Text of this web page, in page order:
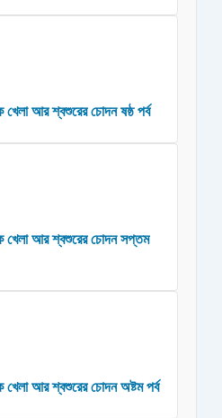
খেলা আর শ্বশুরের চোদন ষষ্ঠ পর্ব
খেলা আর শ্বশুরের চোদন সপ্তম
খেলা আর শ্বশুরের চোদন অষ্টম পর্ব